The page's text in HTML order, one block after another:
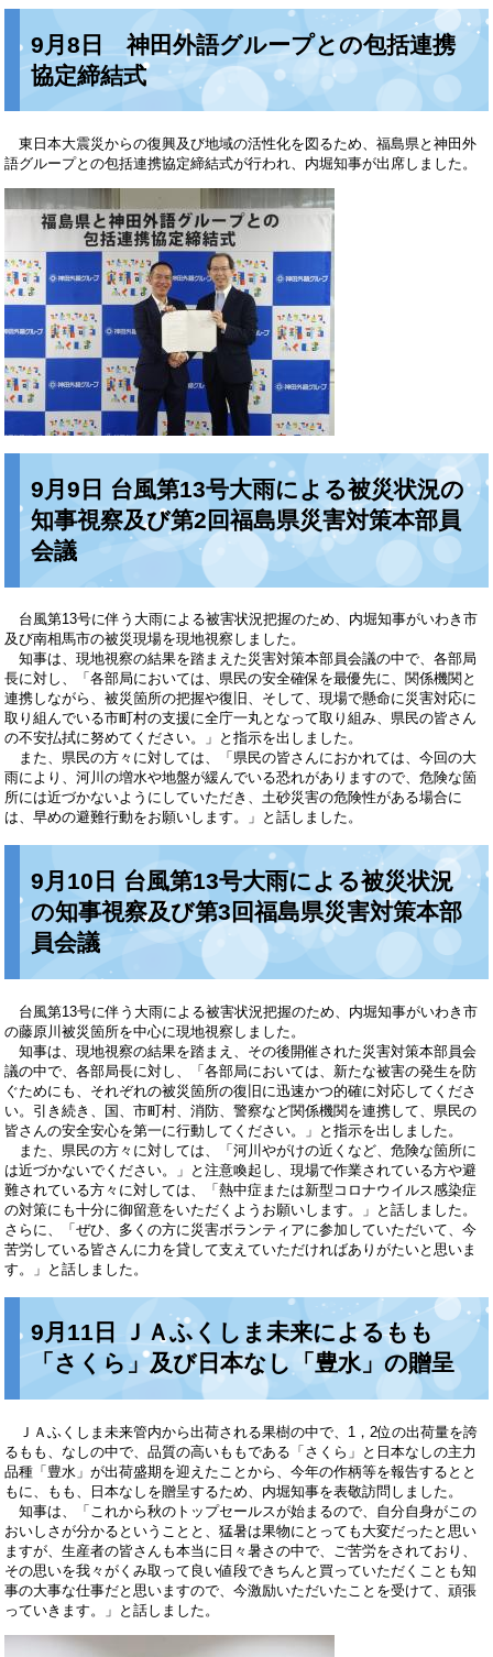
9月8日 神田外語グループとの包括連携
協定締結式
東日本大震災からの復興及び地域の活性化を図るため、福島県と神田外
語グループとの包括連携協定締結式が行われ、内堀知事が出席しました。
9月9日 台風第13号大雨による被災状況の
知事視察及び第2回福島県災害対策本部員
会議
台風第13号に伴う大雨による被害状況把握のため、内堀知事がいわき市
及び南相馬市の被災現場を現地視察しました。
知事は、現地視察の結果を踏まえた災害対策本部員会議の中で、各部局
長に対し、「各部局においては、県民の安全確保を最優先に、関係機関と
連携しながら、被災箇所の把握や復旧、そして、現場で懸命に災害対応に
取り組んでいる市町村の支援に全庁一丸となって取り組み、県民の皆さん
の不安払拭に努めてください。」と指示を出しました。
また、県民の方々に対しては、「県民の皆さんにおかれては、今回の大
雨により、河川の増水や地盤が緩んでいる恐れがありますので、危険な箇
所には近づかないようにしていただき、土砂災害の危険性がある場合に
は、早めの避難行動をお願いします。」と話しました。
9月10日 台風第13号大雨による被災状況
の知事視察及び第3回福島県災害対策本部
員会議
台風第13号に伴う大雨による被害状況把握のため、内堀知事がいわき市
の藤原川被災箇所を中心に現地視察しました。
知事は、現地視察の結果を踏まえ、その後開催された災害対策本部員会
議の中で、各部局長に対し、「各部局においては、新たな被害の発生を防
ぐためにも、それぞれの被災箇所の復旧に迅速かつ的確に対応してくださ
い。引き続き、国、市町村、消防、警察など関係機関を連携して、県民の
皆さんの安全安心を第一に行動してください。」と指示を出しました。
また、県民の方々に対しては、「河川やがけの近くなど、危険な箇所に
は近づかないでください。」と注意喚起し、現場で作業されている方や避
難されている方々に対しては、「熱中症または新型コロナウイルス感染症
の対策にも十分に御留意をいただくようお願いします。」と話しました。
さらに、「ぜひ、多くの方に災害ボランティアに参加していただいて、今
苦労している皆さんに力を貸して支えていただければありがたいと思いま
す。」と話しました。
9月11日 ＪＡふくしま未来によるもも
「さくら」及び日本なし「豊水」の贈呈
ＪＡふくしま未来管内から出荷される果樹の中で、1，2位の出荷量を誇
るもも、なしの中で、品質の高いももである「さくら」と日本なしの主力
品種「豊水」が出荷盛期を迎えたことから、今年の作柄等を報告するとと
もに、もも、日本なしを贈呈するため、内堀知事を表敬訪問しました。
知事は、「これから秋のトップセールスが始まるので、自分自身がこの
おいしさが分かるということと、猛暑は果物にとっても大変だったと思い
ますが、生産者の皆さんも本当に日々暑さの中で、ご苦労をされており、
その思いを我々がくみ取って良い値段できちんと買っていただくことも知
事の大事な仕事だと思いますので、今激励いただいたことを受けて、頑張
っていきます。」と話しました。